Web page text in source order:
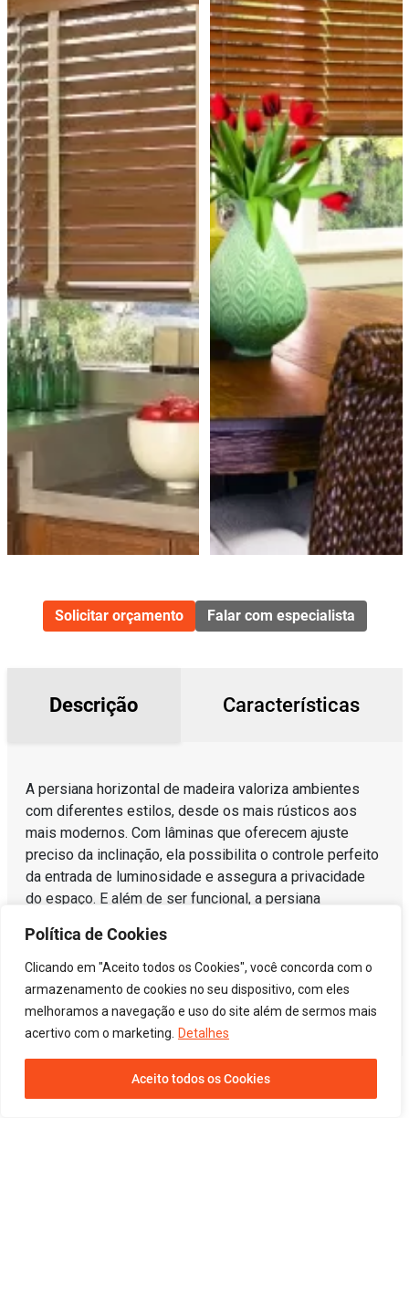
Política de Cookies
Clicando em "Aceito todos os Cookies", você concorda com o
armazenamento de cookies no seu dispositivo, com eles
melhoramos a navegação e uso do site além de sermos mais
acertivo com o marketing.
Detalhes
Aceito todos os Cookies
Solicitar orçamento Falar com especialista
Descrição Características
A persiana horizontal de madeira valoriza ambientes
com diferentes estilos, desde os mais rústicos aos
mais modernos. Com lâminas que oferecem ajuste
preciso da inclinação, ela possibilita o controle perfeito
da entrada de luminosidade e assegura a privacidade
do espaço. E além de ser funcional, a persiana
atmosfera acolhedora, ideal para qualquer estação do
ano. Combinando elegância e praticidade, esse modelo
transforma os ambientes, criando um clima agradável e
convidativo em todos os momentos.